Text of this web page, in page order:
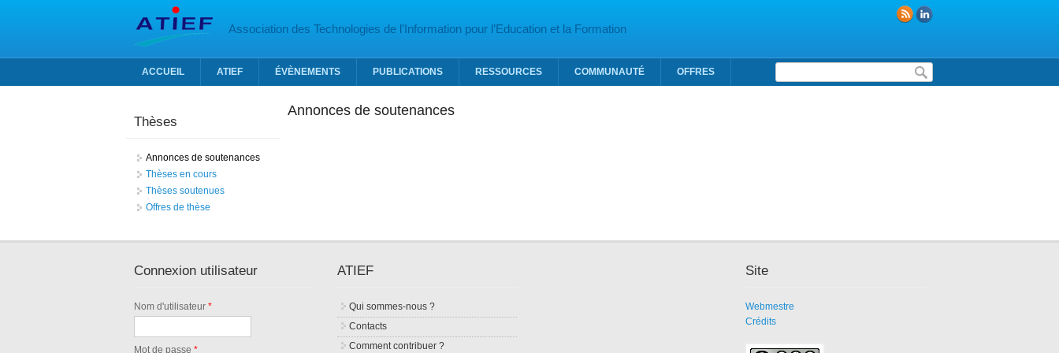
Association des Technologies de l’Information pour l’Education et la Formation
Formulaire de recherche
ACCUEIL ATIEF ÉVÈNEMENTS PUBLICATIONS RESSOURCES COMMUNAUTÉ OFFRES
Annonces de soutenances
Thèses
Annonces de soutenances
Thèses en cours
Thèses soutenues
Offres de thèse
Connexion utilisateur
Nom d'utilisateur*
Mot de passe*
ATIEF
Qui sommes-nous ?
Contacts
Comment contribuer ?
Site
Webmestre
Crédits